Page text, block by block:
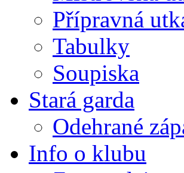
Přípravná
Tabulky
Soupiska
Stará garda
Odehrané
Info o klubu